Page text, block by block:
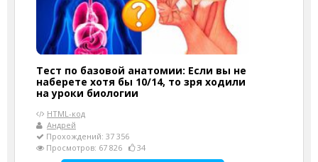
Тест по базовой анатомии: Если вы не
наберете хотя бы 10/14, то зря ходили
на уроки биологии
HTML-код
Андрей
Прохождений: 37 356
Просмотров: 67 826
34